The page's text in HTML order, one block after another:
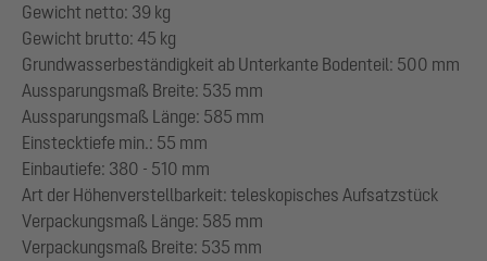
Gewicht netto: 39 kg
Gewicht brutto: 45 kg
Grundwasserbeständigkeit ab Unterkante Bodenteil: 500 mm
Aussparungsmaß Breite: 535 mm
Aussparungsmaß Länge: 585 mm
Einstecktiefe min.: 55 mm
Einbautiefe: 380 - 510 mm
Art der Höhenverstellbarkeit: teleskopisches Aufsatzstück
Verpackungsmaß Länge: 585 mm
Verpackungsmaß Breite: 535 mm